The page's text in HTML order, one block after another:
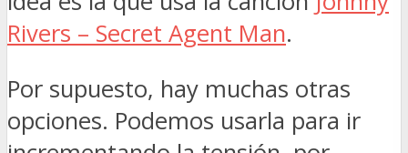
Rivers – Secret Agent Man.
Por supuesto, hay muchas otras
opciones. Podemos usarla para ir